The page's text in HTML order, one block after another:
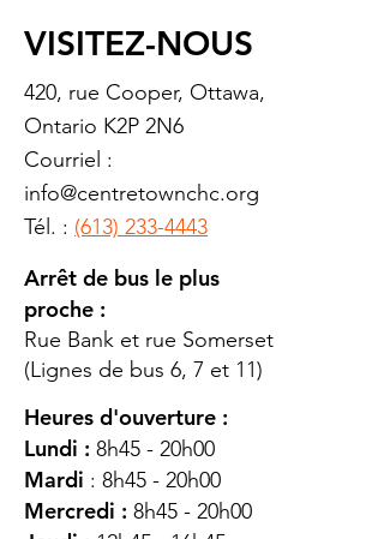
VISITEZ-NOUS
420, rue Cooper, Ottawa,
Ontario K2P 2N6
Courriel :
info@centretownchc.org
Tél. : (613) 233-4443
Arrêt de bus le plus
proche :
Rue Bank et rue Somerset
(Lignes de bus 6, 7 et 11)
Heures d'ouverture :
Lundi : 8h45 - 20h00
Mardi : 8h45 - 20h00
Mercredi : 8h45 - 20h00